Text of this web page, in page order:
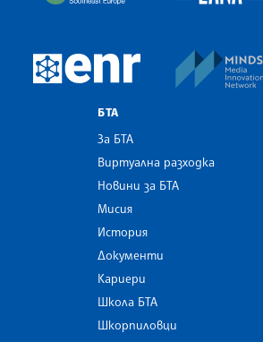
European Newsroom
БТА
За БТА
Виртуална разходка
Новини за БТА
Мисия
История
Документи
Кариери
Школа БТА
Шкорпиловци